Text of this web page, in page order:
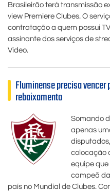
Brasileirão terá transmissão
view Premiere Clubes. O
contratação a quem possui
assinante dos serviços de
Video.
Fluminense precisa vencer
rebaixamento
Somando
apenas
colocação
equipe que
campeã
país no Mundial de Clubes.